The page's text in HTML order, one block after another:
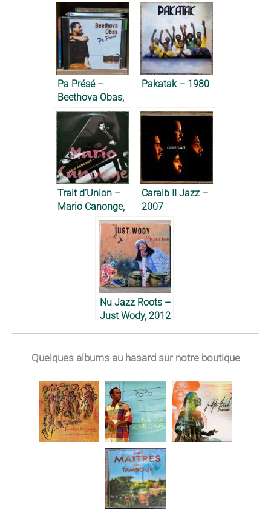
Pa Présé –
Beethova Obas,
1996
Pakatak – 1980
Trait d’Union –
Mario Canonge,
Caraib II Jazz –
2007
Nu Jazz Roots –
Just Wody, 2012
Quelques albums au hasard sur notre boutique